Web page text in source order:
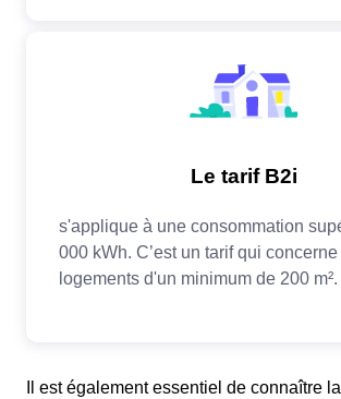
Il est également essentiel de connaître la